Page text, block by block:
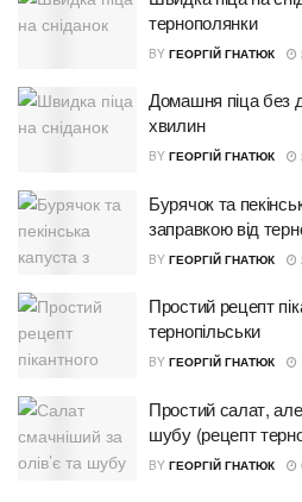
тернополянки
BY ГЕОРГІЙ ГНАТЮК
Домашня піца без
хвилин
BY ГЕОРГІЙ ГНАТЮК
Бурячок та
заправкою від
BY ГЕОРГІЙ ГНАТЮК
Простий рецепт
тернопільськи
BY ГЕОРГІЙ ГНАТЮК
Простий салат,
шубу (рецепт
BY ГЕОРГІЙ ГНАТЮК